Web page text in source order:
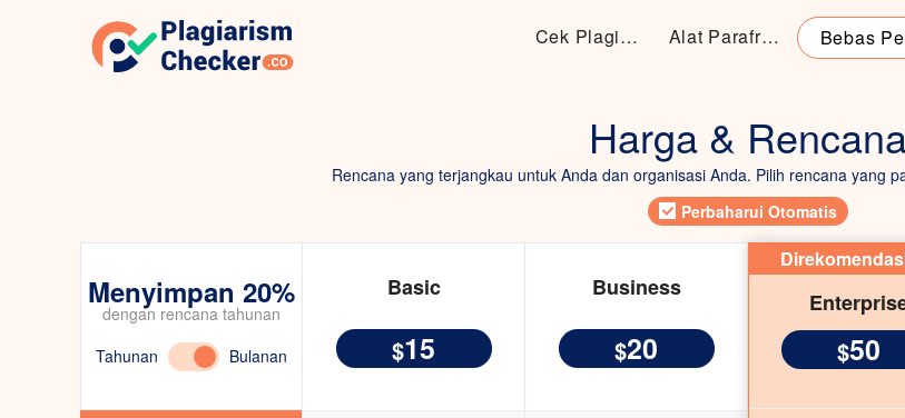
Cek Plagiarisme Alat Parafrase
Harga &
Rencana yang terjangkau untuk Anda dan organisasi Anda. Pilih rencana yang
Perbaharui Otomatis
Menyimpan 20%
dengan rencana tahunan
Tahunan
Bulanan
Basic
$15
Business
$20 $50